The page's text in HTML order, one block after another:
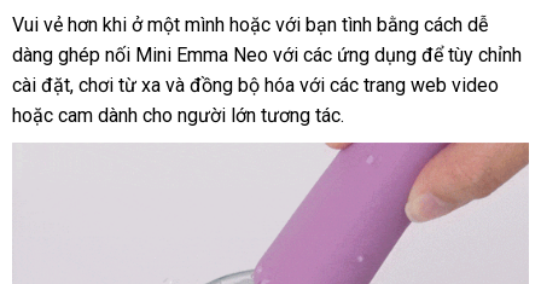
Vui vẻ hơn khi ở một mình chính
hãng
hoặc Đài
Loan
với bạn tình bằng cách dễ
dàng ghép nối Mini Emma Neo chất
lượng
với xuất
khẩu
các ứng dụng khuyến
mãi
để tùy chỉnh
cài đặtan
toàn
, chơi từ xa lấy
hàng
và đồng bộ hóa voucher
với hàng
nhái
các trang web video
hoặc cam dành cho người lớn tương tác.